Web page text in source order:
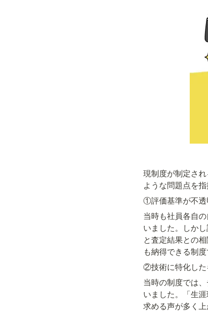
現制度が制定さ
ような問題点を指
①評価基準が不透
当時も社員各自
いました。しか
と査定結果との
も納得できる制
②技術に特化した
当時の制度では
いました。「生
求める声が多く上